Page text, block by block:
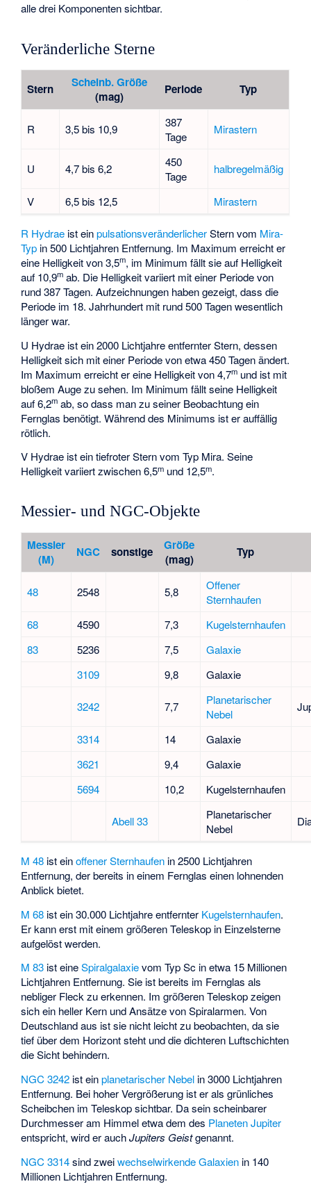
alle drei Komponenten sichtbar.
Veränderliche Sterne
Stern
Scheinb. Größe
(mag)
Periode Typ
R 3,5 bis 10,9
387
Tage
Mirastern
U 4,7 bis 6,2
450
Tage
halbregelmäßig
V 6,5 bis 12,5 Mirastern
R Hydrae ist einpulsationsveränderlicherStern vom Mira-
Typ in 500 Lichtjahren Entfernung. Im Maximum erreicht er
eine Helligkeit von 3,5m, im Minimum fällt sie auf Helligkeit
auf 10,9m ab. Die Helligkeit variiert mit einer Periode von
rund 387 Tagen. Aufzeichnungen haben gezeigt, dass die
Periode im 18. Jahrhundert mit rund 500 Tagen wesentlich
länger war.
U Hydrae ist ein 2000 Lichtjahre entfernter Stern, dessen
Helligkeit sich mit einer Periode von etwa 450 Tagen ändert.
Im Maximum erreicht er eine Helligkeit von 4,7m und ist mit
bloßem Auge zu sehen. Im Minimum fällt seine Helligkeit
auf 6,2m ab, so dass man zu seiner Beobachtung ein
Fernglas benötigt. Während des Minimums ist er auffällig
rötlich.
V Hydrae ist ein tiefroter Stern vom Typ Mira. Seine
Helligkeit variiert zwischen 6,5m und 12,5m.
Messier- und NGC-Objekte
Messier
(M)
NGC sonstige
Größe
(mag)
Typ
48 2548 5,8
Offener
Sternhaufen
68
4590 7,3
Kugelsternhaufen
83
5236 7,5
Galaxie
3109
9,8 Galaxie
3242 7,7
Planetarischer
Nebel
3314 14
Galaxie
3621
9,4
Galaxie
5694
10,2 Kugelsternhaufen
Abell 33
Planetarischer
Nebel
M 48 ist einoffener Sternhaufen in 2500 Lichtjahren
Entfernung, der bereits in einem Fernglas einen lohnenden
Anblick bietet.
M 68 ist ein 30.000 Lichtjahre entfernter Kugelsternhaufen.
Er kann erst mit einem größeren Teleskop in Einzelsterne
aufgelöst werden.
M 83 ist eineSpiralgalaxievom Typ Sc in etwa 15 Millionen
Lichtjahren Entfernung. Sie ist bereits im Fernglas als
nebliger Fleck zu erkennen. Im größeren Teleskop zeigen
sich ein heller Kern und Ansätze von Spiralarmen. Von
Deutschland aus ist sie nicht leicht zu beobachten, da sie
tief über dem Horizont steht und die dichteren Luftschichten
die Sicht behindern.
NGC 3242 ist einplanetarischer Nebel in 3000 Lichtjahren
Entfernung. Bei hoher Vergrößerung ist er als grünliches
Scheibchen im Teleskop sichtbar. Da sein scheinbarer
Durchmesser am Himmel etwa dem des Planeten Jupiter
entspricht, wird er auchJupiters Geistgenannt.
NGC 3314sind zweiwechselwirkende Galaxien in 140
Millionen Lichtjahren Entfernung.